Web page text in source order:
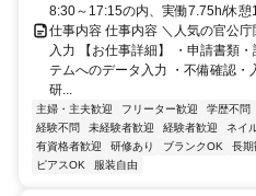
8:30～17:15の内、実働7.75h/休憩
仕事内容 仕事内容 ＼人気の官公
入力 【お仕事詳細】 ・申請書類
テムへのデータ入力 ・不備確認
研...
主婦・主夫歓迎 フリーター歓迎 学歴不問
経験不問
未経験者歓迎 経験者歓迎 ネイ
有資格者歓迎
研修あり ブランクOK 長期
ピアスOK
服装自由